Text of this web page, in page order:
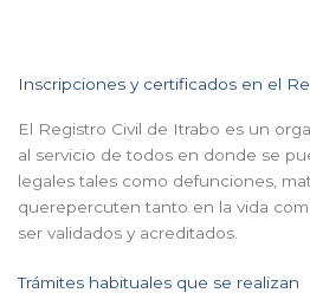
Inscripciones y certificados en el
El Registro Civil de Itrabo es un
al servicio de todos en donde se
legales tales como defunciones,
querepercuten tanto en la vida
ser validados y acreditados.
Trámites habituales que se realizan